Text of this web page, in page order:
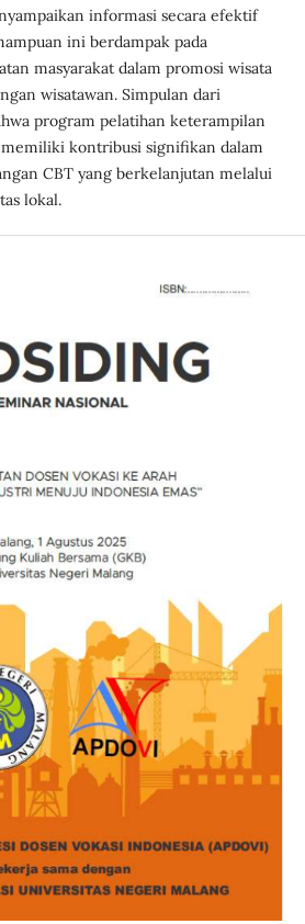
informasi secara efektif
ini berdampak pada
masyarakat dalam promosi wisata
wisatawan. Simpulan dari
program pelatihan keterampilan
kontribusi signifikan dalam
CBT yang berkelanjutan melalui
lokal.